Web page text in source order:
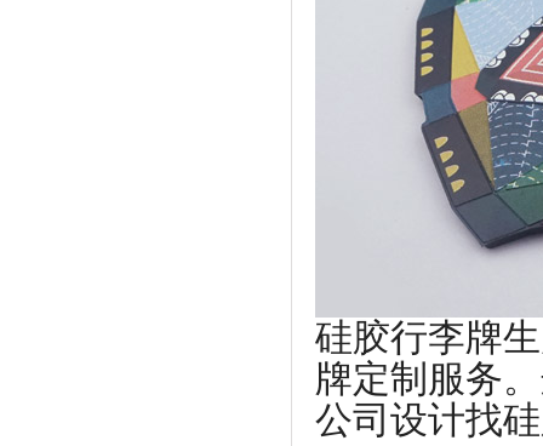
硅胶行李牌
牌定制服务
公司设计找